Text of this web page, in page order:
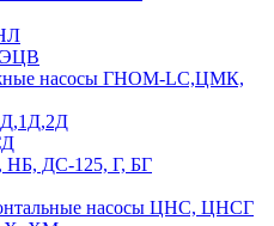
ЭЦВ
насосы ГНОМ-LC,ЦМК,
Д,1Д,2Д
ДС-125, Г, БГ
насосы ЦНС, ЦНСГ